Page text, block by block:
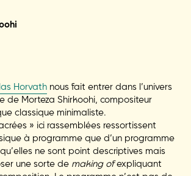
Horvath nous fait entrer dans l’univers
de Morteza Shirkoohi, compositeur
classique minimaliste.
» ici rassemblées ressortissent
à programme que d’un programme
ne sont point descriptives mais
une sorte de making ofexpliquant